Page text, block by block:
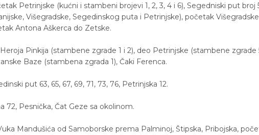
Petrinjske (kućni i stambeni brojevi 1, 2, 3, 4 i 6), Segedniski put broj
Višegradske, Segedinskog puta i Petrinjske), početak
Antona Aškerca do Zetske.
Heroja Pinkija (stambene zgrade 1 i 2), deo Petrinjske (stambene zgrade
Baze (stambena zgrada 1), Čaki Ferenca.
put 63, 65, 67, 69, 71, 73, 76, Petrinjska 12.
72, Pesnička, Čat Geze sa okolinom.
Vuka Mandušića od Samoborske prema Palminoj, Štipska, Pribojska,